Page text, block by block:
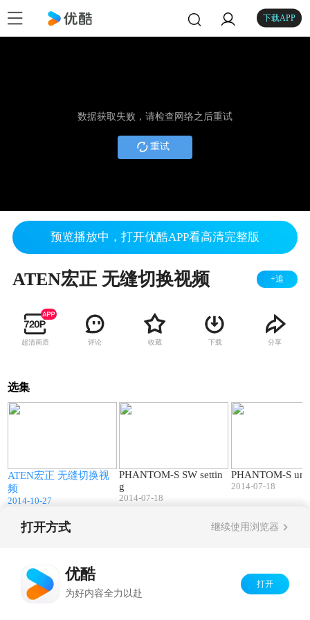
下载APP
数据获取失败，请检查网络之后重试
重试
预览播放中，打开优酷APP看高清完整版
ATEN宏正 无缝切换视频 +追
超清画质 评论 收藏 下载 分享
选集
ATEN宏正 无缝切换视
频
2014-10-27
PHANTOM-S SW settin
g
2014-07-18
PHANTOM-S
2014-07-18
打开方式 继续使用浏览器
优酷
为好内容全力以赴
打开